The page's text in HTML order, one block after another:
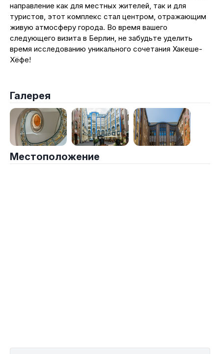
направление как для местных жителей, так и для
туристов, этот комплекс стал центром, отражающим
живую атмосферу города. Во время вашего
следующего визита в Берлин, не забудьте уделить
время исследованию уникального сочетания Хакеше-
Хёфе!
Галерея
Местоположение